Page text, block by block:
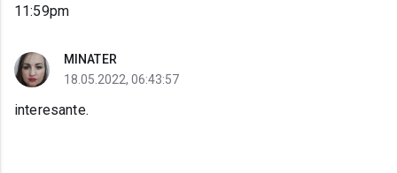
11:59pm
MINATER
18.05.2022, 06:43:57
interesante.